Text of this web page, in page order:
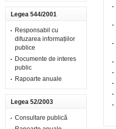
Legea 544/2001
Responsabil cu
difuzarea informațiilor
publice
Documente de interes
public
Rapoarte anuale
Legea 52/2003
Consultare publică